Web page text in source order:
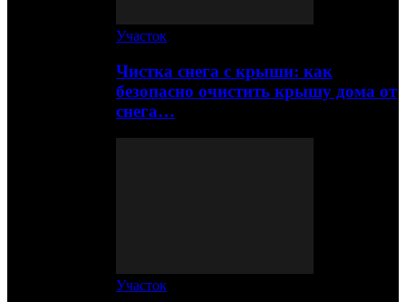
Участок
Чистка снега с крыши: как
безопасно очистить крышу дома от
снега…
Участок